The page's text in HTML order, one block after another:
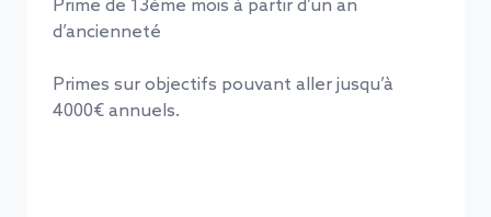
Prime de 13ème mois à partir d’un an
d’ancienneté
Primes sur objectifs pouvant aller jusqu’à
4000€ annuels.